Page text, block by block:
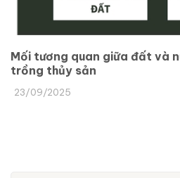
Mối tương quan giữa đất và
trồng thủy sản
23/09/2025